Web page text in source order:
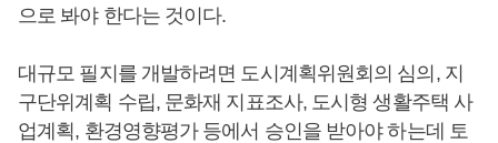
으로 봐야 한다는 것이다.
대규모 필지를 개발하려면 도시계획위원회의 심의, 지
구단위계획 수립, 문화재 지표조사, 도시형 생활주택 사
업계획, 환경영향평가 등에서 승인을 받아야 하는데 토